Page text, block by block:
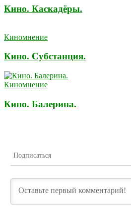
Кино. Каскадёры.
Киномнение
Кино. Субстанция.
Киномнение
Кино. Балерина.
Подписаться